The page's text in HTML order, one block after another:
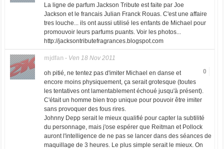
La ligne de parfum Jackson Tribute est faite par Joe
Jackson et le francais Julian Franck Rouas. C'est une affaire
tres louche... ils ont aussi utilisé les enfants de Michael pour
promouvoir leurs parfums puants. Voir les photos...
http://jacksontributefragrances.blogspot.com
mjdfan- Ven 18 Nov 2011
0
oh pitié, ne tentez pas d'imiter Michael en danse et
encore moins physiquement, ça serait grotesque (toutes
les tentatives ont lamentablement échoué jusqu'à présent).
C'était un homme bien trop unique pour pouvoir être imiter
sans provoquer des fous rires.
Johnny Depp serait le mieux qualifié pour capter la subtilité
du personnage, mais j'ose espérer que Reitman et Pollock
auront l'intelligence de ne pas se lancer dans des séances de
maquillage de 3 heures. Le plus simple serait le mieux. On